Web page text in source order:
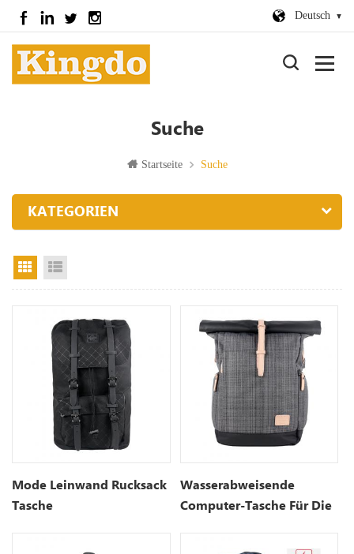
Deutsch
Suche
Startseite Suche
KATEGORIEN
Rasteransicht
Mode Leinwand Rucksack
Tasche
Wasserabweisende
Computer-Tasche Für Die